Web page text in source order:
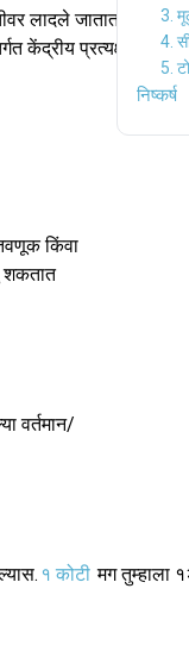
3.
4.
5.
निष्कर्ष
लादले जातात
केंद्रीय प्रत्यक्ष
किंवा
शकतात
वर्तमान/
१ कोटी मग तुम्हाला